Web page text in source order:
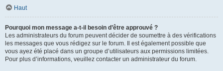
Haut
Pourquoi mon message a-t-il besoin d’être approuvé ?
Les administrateurs du forum peuvent décider de soumettre à des vérifications
les messages que vous rédigez sur le forum. Il est également possible que
vous ayez été placé dans un groupe d’utilisateurs aux permissions limitées.
Pour plus d’informations, veuillez contacter un administrateur du forum.